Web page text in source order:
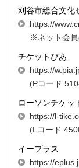
刈谷市総合文
https://
※ネット会員
チケットぴあ
https://
(Pコード
ローソンチケッ
https://l-
(Lコード
イープラス
https://